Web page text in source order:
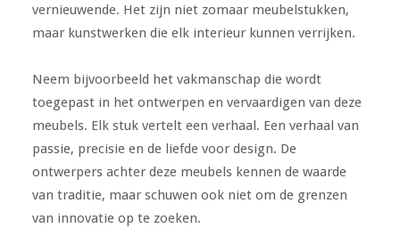
vernieuwende. Het zijn niet zomaar meubelstukken,
maar kunstwerken die elk interieur kunnen verrijken.
Neem bijvoorbeeld het vakmanschap die wordt
toegepast in het ontwerpen en vervaardigen van deze
meubels. Elk stuk vertelt een verhaal. Een verhaal van
passie, precisie en de liefde voor design. De
ontwerpers achter deze meubels kennen de waarde
van traditie, maar schuwen ook niet om de grenzen
van innovatie op te zoeken.